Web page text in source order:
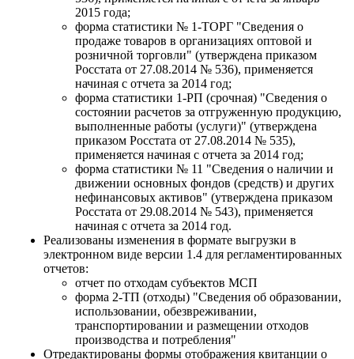
2015 года;
форма статистики № 1-ТОРГ "Сведения о
продаже товаров в организациях оптовой и
розничной торговли" (утверждена приказом
Росстата от 27.08.2014 № 536), применяется
начиная с отчета за 2014 год;
форма статистики 1-РП (срочная) "Сведения о
состоянии расчетов за отгруженную продукцию,
выполненные работы (услуги)" (утверждена
приказом Росстата от 27.08.2014 № 535),
применяется начиная с отчета за 2014 год;
форма статистики № 11 "Сведения о наличии и
движении основных фондов (средств) и других
нефинансовых активов" (утверждена приказом
Росстата от 29.08.2014 № 543), применяется
начиная с отчета за 2014 год.
Реализованы изменения в формате выгрузки в
электронном виде версии 1.4 для регламентированных
отчетов:
отчет по отходам субъектов МСП
форма 2-ТП (отходы) "Сведения об образовании,
использовании, обезвреживании,
транспортировании и размещении отходов
производства и потребления"
Отредактированы формы отображения квитанции о